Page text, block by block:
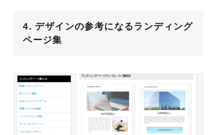
4. デザインの参考になるランディング
ページ集